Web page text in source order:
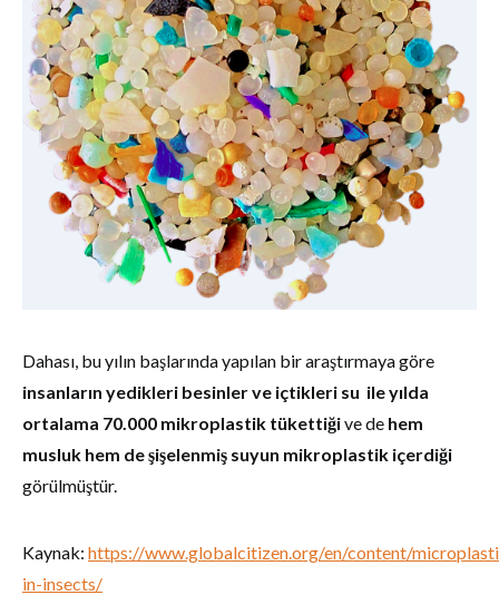
Dahası, bu yılın başlarında yapılan bir araştırmaya göre
insanların yedikleri besinler ve içtikleri su ile yılda
ortalama 70.000 mikroplastik tükettiğive de hem
musluk hem de şişelenmiş suyun mikroplastik içerdiği
görülmüştür.
Kaynak: https://www.globalcitizen.org/en/content/
in-insects/